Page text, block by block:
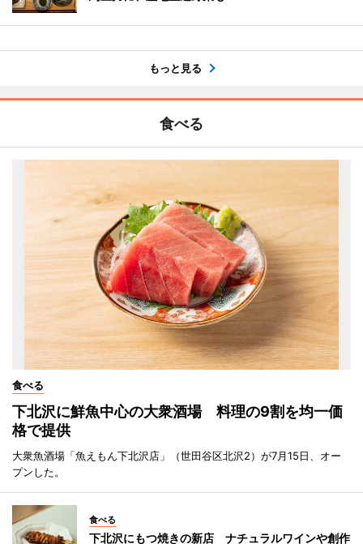
もっと見る
食べる
食べる
下北沢に鮮魚中心の大衆酒場 料理の9割を均一価
格で提供
大衆魚酒場「魚えもん下北沢店」（世田谷区北沢2）が7月15日、オー
プンした。
食べる
下北沢にもつ焼きの新店 ナチュラルワインや創作